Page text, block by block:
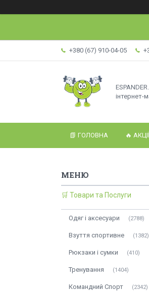
+380 (67) 910-04-05
інтернет-
📗 ГОЛОВНА 🔥 АКЦІЇ
🛒 Товари та Послуги
Одяг і аксесуари 2788
Взуття спортивне 1382
Рюкзаки і сумки 410
Тренування 1404
Командний Спорт 2342